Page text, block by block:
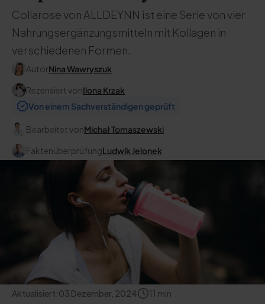
Collarose von ALLDEYNN ist eine Serie von vier
Nahrungsergänzungsmitteln mit Kollagen in
verschiedenen Formen.
AutorNina Wawryszuk
Rezensiert vonIlona Krzak
Von einem Sachverständigen geprüft
Bearbeitet vonMichał Tomaszewski
FaktenüberprüfungLudwik Jelonek
Aktualisiert:03 Dezember, 2024 11 min